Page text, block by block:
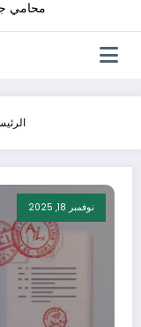
محامي
نوفمبر 18, 2025